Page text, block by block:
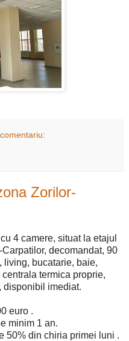
Zorilor-
4 camere, situat la etajul
decomandat, 90
living, bucatarie, baie,
termica proprie,
disponibil imediat.
euro .
minim 1 an.
50% din chiria primei luni .